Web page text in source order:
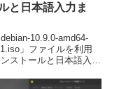
と日本語入力ま
10.9.0-amd64-
」ファイルを利用
ストールと日本語入力